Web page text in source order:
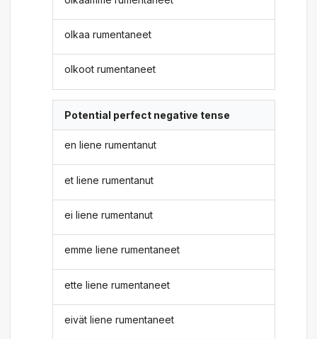
olkaa rumentaneet
olkoot rumentaneet
Potential perfect negative tense
en liene rumentanut
et liene rumentanut
ei liene rumentanut
emme liene rumentaneet
ette liene rumentaneet
eivät liene rumentaneet